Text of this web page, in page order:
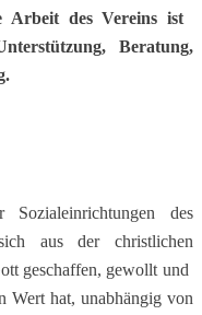
des Vereins ist
​​Beratung,
Sozialeinrichtungen des
sich aus derchristlichen
geschaffen, gewollt ​und
​Wert hat, unabhängig von